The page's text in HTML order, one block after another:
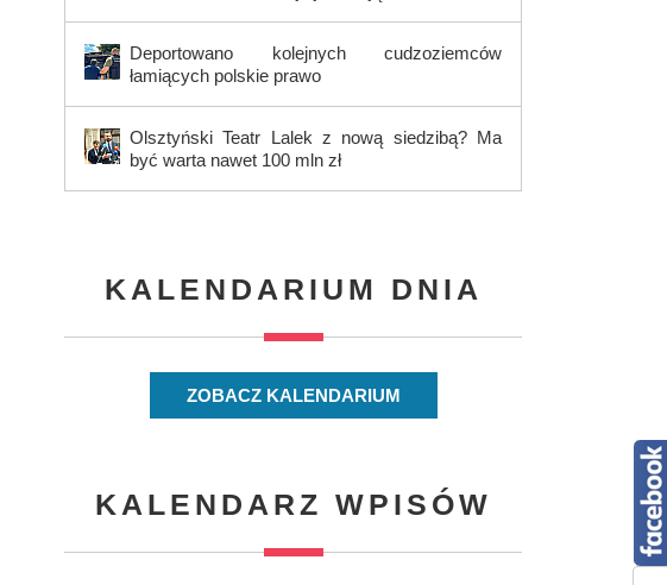
Deportowano kolejnych cudzoziemców
łamiących polskie prawo
Olsztyński Teatr Lalek z nową siedzibą? Ma
być warta nawet 100 mln zł
KALENDARIUM DNIA
ZOBACZ KALENDARIUM
KALENDARZ WPISÓW